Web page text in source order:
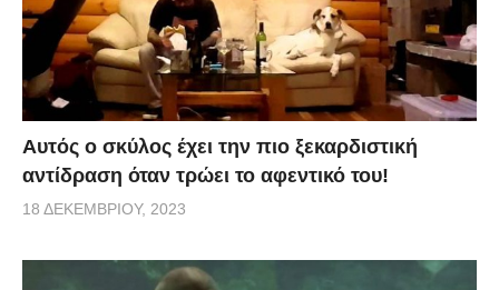
Αυτός ο σκύλος έχει την πιο ξεκαρδιστική
αντίδραση όταν τρώει το αφεντικό του!
18 ΔΕΚΕΜΒΡΊΟΥ, 2023